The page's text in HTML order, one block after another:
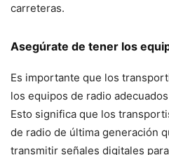
carreteras.
Asegúrate de tener los
Es importante que los
los equipos de radio
Esto significa que los
de radio de última generación
transmitir señales digitales